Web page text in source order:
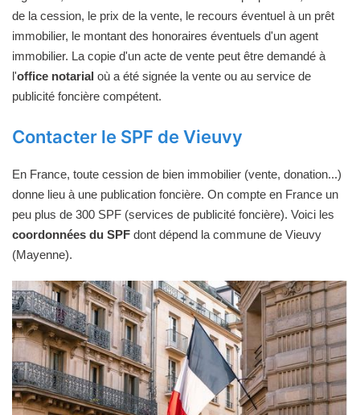
de la cession, le prix de la vente, le recours éventuel à un prêt
immobilier, le montant des honoraires éventuels d'un agent
immobilier. La copie d'un acte de vente peut être demandé à
l'office notarial où a été signée la vente ou au service de
publicité foncière compétent.
Contacter le SPF de Vieuvy
En France, toute cession de bien immobilier (vente, donation...)
donne lieu à une publication foncière. On compte en France un
peu plus de 300 SPF (services de publicité foncière). Voici les
coordonnées du SPF dont dépend la commune de Vieuvy
(Mayenne).